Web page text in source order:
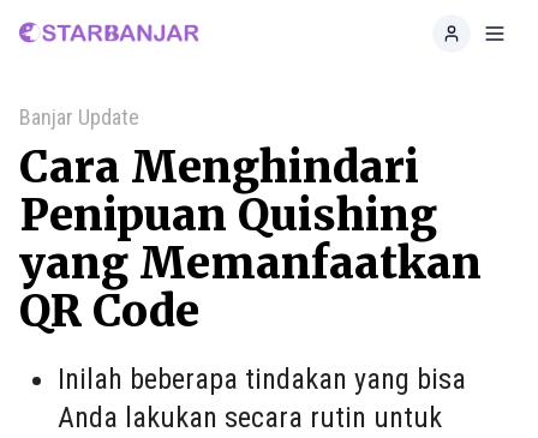
Home
Banjar Update
Cara Menghindari
Penipuan Quishing
yang Memanfaatkan
QR Code
Inilah beberapa tindakan yang bisa
Anda lakukan secara rutin untuk